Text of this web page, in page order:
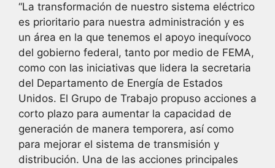
“La transformación de nuestro sistema eléctrico
es prioritario para nuestra administración y es
un área en la que tenemos el apoyo inequívoco
del gobierno federal, tanto por medio de FEMA,
como con las iniciativas que lidera la secretaria
del Departamento de Energía de Estados
Unidos. El Grupo de Trabajo propuso acciones a
corto plazo para aumentar la capacidad de
generación de manera temporera, así como
para mejorar el sistema de transmisión y
distribución. Una de las acciones principales